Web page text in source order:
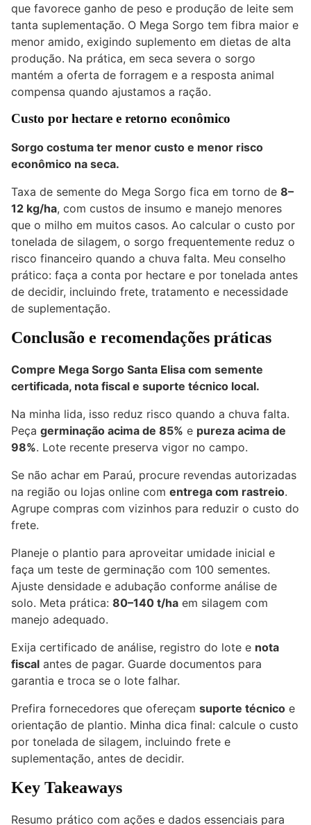
que favorece ganho de peso e produção de leite sem
tanta suplementação. O Mega Sorgo tem fibra maior e
menor amido, exigindo suplemento em dietas de alta
produção. Na prática, em seca severa o sorgo
mantém a oferta de forragem e a resposta animal
compensa quando ajustamos a ração.
Custo por hectare e retorno econômico
Sorgo costuma ter menor custo e menor risco
econômico na seca.
Taxa de semente do Mega Sorgo fica em torno de 8–
12 kg/ha, com custos de insumo e manejo menores
que o milho em muitos casos. Ao calcular o custo por
tonelada de silagem, o sorgo frequentemente reduz o
risco financeiro quando a chuva falta. Meu conselho
prático: faça a conta por hectare e por tonelada antes
de decidir, incluindo frete, tratamento e necessidade
de suplementação.
Conclusão e recomendações práticas
Compre Mega Sorgo Santa Elisa com semente
certificada, nota fiscal e suporte técnico local.
Na minha lida, isso reduz risco quando a chuva falta.
Peça germinação acima de 85% e pureza acima de
98%. Lote recente preserva vigor no campo.
Se não achar em Paraú, procure revendas autorizadas
na região ou lojas online com entrega com rastreio.
Agrupe compras com vizinhos para reduzir o custo do
frete.
Planeje o plantio para aproveitar umidade inicial e
faça um teste de germinação com 100 sementes.
Ajuste densidade e adubação conforme análise de
solo. Meta prática: 80–140 t/ha em silagem com
manejo adequado.
Exija certificado de análise, registro do lote e nota
fiscal antes de pagar. Guarde documentos para
garantia e troca se o lote falhar.
Prefira fornecedores que ofereçam suporte técnico e
orientação de plantio. Minha dica final: calcule o custo
por tonelada de silagem, incluindo frete e
suplementação, antes de decidir.
Key Takeaways
Resumo prático com ações e dados essenciais para